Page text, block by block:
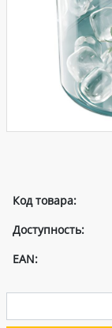
Код товара:
Доступность:
EAN: